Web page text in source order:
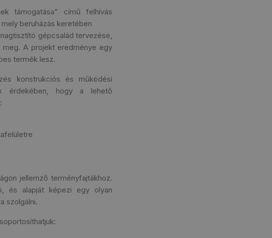
támogatása” című felhívás
beruházás keretében
gépcsalád tervezése,
A projekt eredménye egy
termék lesz.
konstrukciós és működési
érdekében, hogy a lehető
jellemző terményfajtákhoz.
és alapját képezi egy olyan
szolgálni.